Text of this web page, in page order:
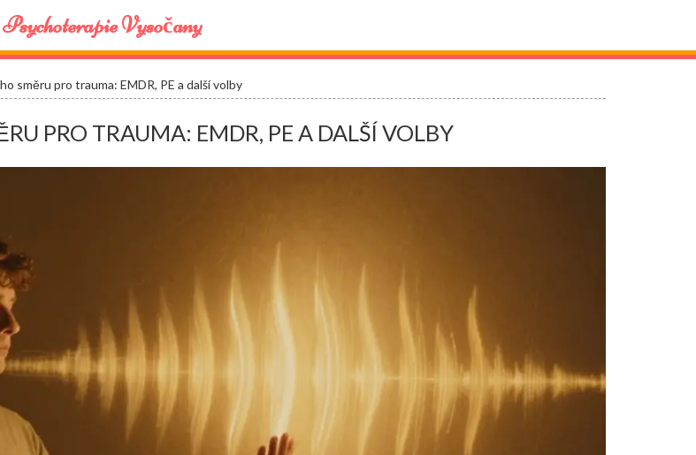
Psychoterapie Vysočany
směru pro trauma: EMDR, PE a další volby
PRO TRAUMA: EMDR, PE A DALŠÍ VOLBY